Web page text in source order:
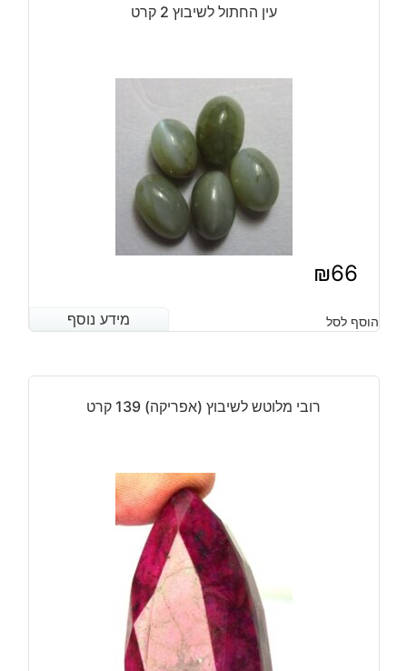
12-
כ
7
קרט
עין החתול לשיבוץ 2 קרט
₪66
מידע נוסף הוסף לסל מידע נוסף
רובי מלוטש לשיבוץ (אפריקה) 139 קרט